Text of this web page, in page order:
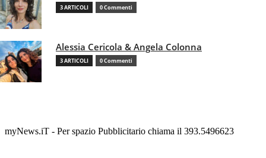
3 ARTICOLI 0 Commenti
Alessia Cericola & Angela Colonna
3 ARTICOLI 0 Commenti
myNews.iT - Per spazio Pubblicitario chiama il 393.5496623